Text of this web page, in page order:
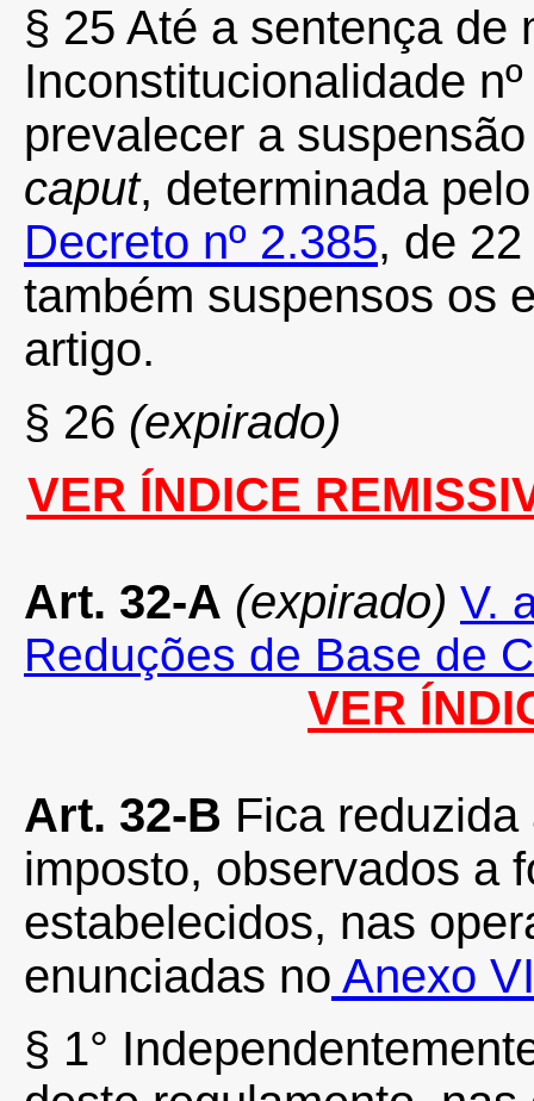
§ 25 Até a sentença de
Inconstitucionalidade
prevalecer a
caput, determinada
Decreto nº 2.385, de
também suspensos os
artigo.
§ 26 (expirado)
VER ÍNDICE
Art. 32-A (expirado) V.
Reduções de Base de
VER
Art. 32-B Fica
imposto, observados a
estabelecidos, nas
enunciadas no Anexo
§ 1°